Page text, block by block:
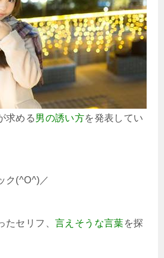
求める男の誘い方を発表してい
ク(^O^)／
たセリフ、 言えそうな言葉を探